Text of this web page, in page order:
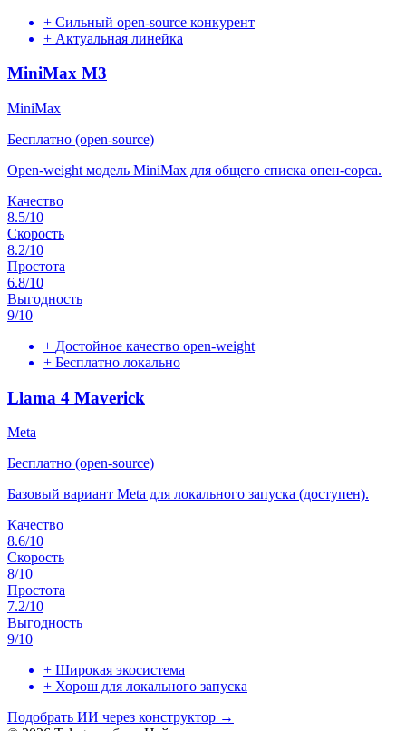
+ Сильный open-source конкурент
+ Актуальная линейка
MiniMax M3
MiniMax
Бесплатно (open-source)
Open-weight модель MiniMax для общего списка опен-сорса.
Качество
8.5/10
Скорость
8.2/10
Простота
6.8/10
Выгодность
9/10
+ Достойное качество open-weight
+ Бесплатно локально
Llama 4 Maverick
Meta
Бесплатно (open-source)
Базовый вариант Meta для локального запуска (доступен).
Качество
8.6/10
Скорость
8/10
Простота
7.2/10
Выгодность
9/10
+ Широкая экосистема
+ Хорош для локального запуска
Подобрать ИИ через конструктор →